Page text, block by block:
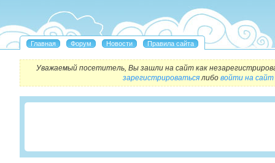
Уважаемый посетитель, Вы зашли на сайт как
зарегистрироватьсялибо войти на сайт